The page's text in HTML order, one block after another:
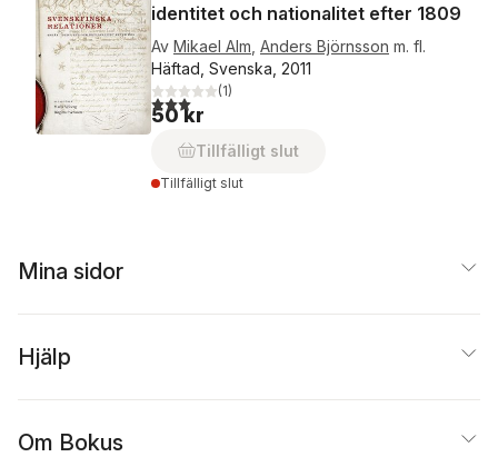
identitet och nationalitet efter 1809
Av Mikael Alm Anders Björnsson m. fl.
Häftad, Svenska, 2011
3,0utav 5 stjärnor. Totalt antal röster:
(1)
50 kr
Tillfälligt slut
Tillfälligt slut
Mina sidor
Hjälp
Om Bokus